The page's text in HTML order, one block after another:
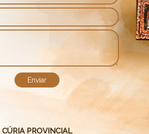
CÚRIA PROVINCIAL